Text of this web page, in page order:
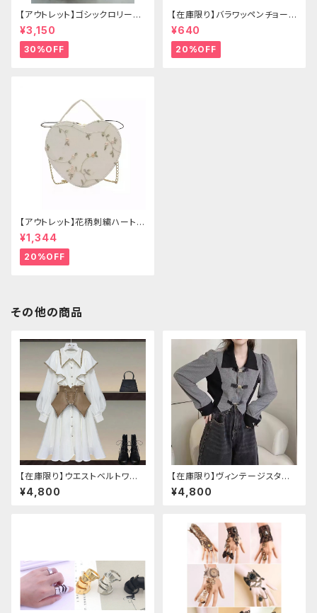
【アウトレット】ゴシックロリータ
ゴールドクラウン＆ホーン(ヴェ
ール付き)
¥3,150
30%OFF
【在庫限り】バラワッペンチョーカ
ー
¥640
20%OFF
【アウトレット】花柄刺繍ハートバ
ッグ
¥1,344
20%OFF
その他の商品
【在庫限り】ウエストベルトワン
ピースセットアップ（Mサイズ
¥4,800
【在庫限り】ヴィンテージスタイ
ルバックルベルトシャツ
¥4,800